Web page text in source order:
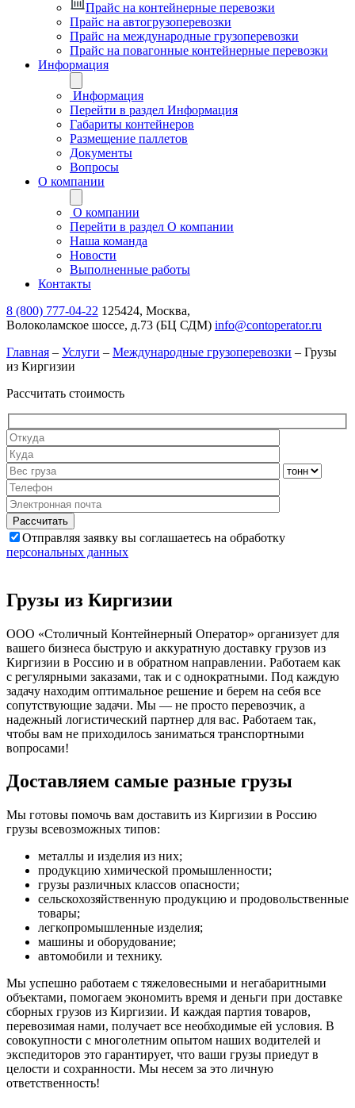
Прайс на контейнерные перевозки
Прайс на автогрузоперевозки
Прайс на международные грузоперевозки
Прайс на повагонные контейнерные перевозки
Информация
Информация
Перейти в раздел Информация
Габариты контейнеров
Размещение паллетов
Документы
Вопросы
О компании
О компании
Перейти в раздел О компании
Наша команда
Новости
Выполненные работы
Контакты
8 (800) 777-04-22 125424, Москва,
Волоколамское шоссе, д.73 (БЦ СДМ) info@contoperator.ru
Главная – Услуги – Международные грузоперевозки – Грузы
из Киргизии
Рассчитать стоимость
Отправляя заявку вы соглашаетесь на обработку
персональных данных
Грузы из Киргизии
ООО «Столичный Контейнерный Оператор» организует для
вашего бизнеса быструю и аккуратную доставку грузов из
Киргизии в Россию и в обратном направлении. Работаем как
с регулярными заказами, так и с однократными. Под каждую
задачу находим оптимальное решение и берем на себя все
сопутствующие задачи. Мы — не просто перевозчик, а
надежный логистический партнер для вас. Работаем так,
чтобы вам не приходилось заниматься транспортными
вопросами!
Доставляем самые разные грузы
Мы готовы помочь вам доставить из Киргизии в Россию
грузы всевозможных типов:
металлы и изделия из них;
продукцию химической промышленности;
грузы различных классов опасности;
сельскохозяйственную продукцию и продовольственные
товары;
легкопромышленные изделия;
машины и оборудование;
автомобили и технику.
Мы успешно работаем с тяжеловесными и негабаритными
объектами, помогаем экономить время и деньги при доставке
сборных грузов из Киргизии. И каждая партия товаров,
перевозимая нами, получает все необходимые ей условия. В
совокупности с многолетним опытом наших водителей и
экспедиторов это гарантирует, что ваши грузы приедут в
целости и сохранности. Мы несем за это личную
ответственность!